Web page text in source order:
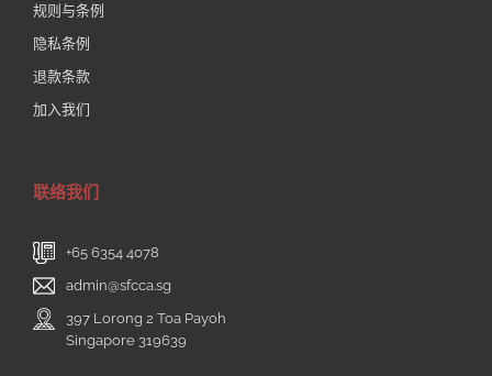
规则与条例
隐私条例
退款条款
加入我们
联络我们
+65 6354 4078
admin@sfcca.sg
397 Lorong 2 Toa Payoh
Singapore 319639